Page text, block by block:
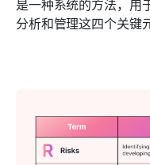
分析和管理这四个关键